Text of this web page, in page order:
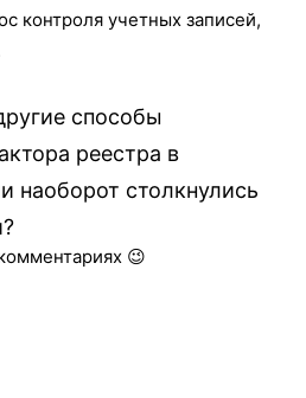
контроля учетных записей,
способы
реестра в
наоборот столкнулись
😉